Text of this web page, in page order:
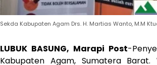
Sekda Kabupaten Agam Drs. H. Martias Wanto, M.M
LUBUK BASUNG, Marapi Post-
Kabupaten Agam, Sumatera